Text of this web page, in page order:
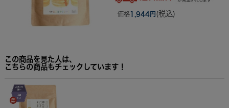
価格1,944円 (税込)
この商品を見た人は、
こちらの商品もチェックしています！